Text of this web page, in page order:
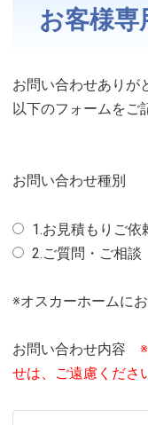
お客様
お問い合わせありが
以下のフォームをご
お問い合わせ種別
1.お見積もりご依
2.ご質問・ご相談
※オスカーホームに
お問い合わせ内容
せは、ご遠慮くださ